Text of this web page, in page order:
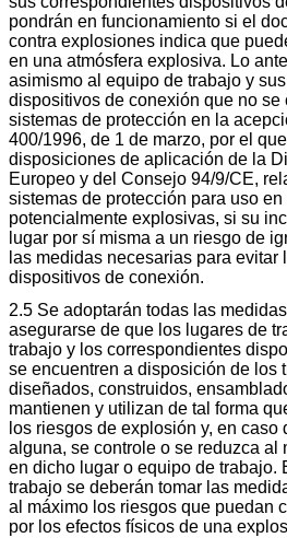
pondrán en funcionamiento si el
contra explosiones indica que
en una atmósfera explosiva. Lo
asimismo al equipo de trabajo y
dispositivos de conexión que no se
sistemas de protección en la
400/1996, de 1 de marzo, por el
disposiciones de aplicación de la
Europeo y del Consejo 94/9/CE,
sistemas de protección para uso en
potencialmente explosivas, si su
lugar por sí misma a un riesgo de
las medidas necesarias para evitar
dispositivos de conexión.
2.5 Se adoptarán todas las
asegurarse de que los lugares de
trabajo y los correspondientes
se encuentren a disposición de los
diseñados, construidos,
mantienen y utilizan de tal forma
los riesgos de explosión y, en caso
alguna, se controle o se reduzca al
en dicho lugar o equipo de trabajo.
trabajo se deberán tomar las
al máximo los riesgos que puedan
por los efectos físicos de una